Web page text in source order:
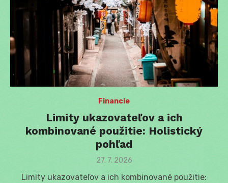
Financie
Limity ukazovateľov a ich
kombinované použitie: Holistický
pohľad
Posted
27. 7. 2026
Limity ukazovateľov a ich kombinované použitie: